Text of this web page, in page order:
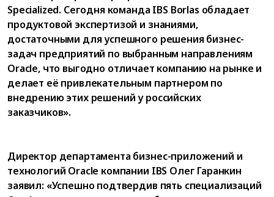
Specialized. Сегодня команда IBS Borlas обладает
продуктовой экспертизой и знаниями,
достаточными для успешного решения бизнес-
задач предприятий по выбранным направлениям
Oracle, что выгодно отличает компанию на рынке и
делает её привлекательным партнером по
внедрению этих решений у российских
заказчиков».
Директор департамента бизнес-приложений и
технологий Oracle компании IBS Олег Гаранкин
заявил: «Успешно подтвердив пять специализаций